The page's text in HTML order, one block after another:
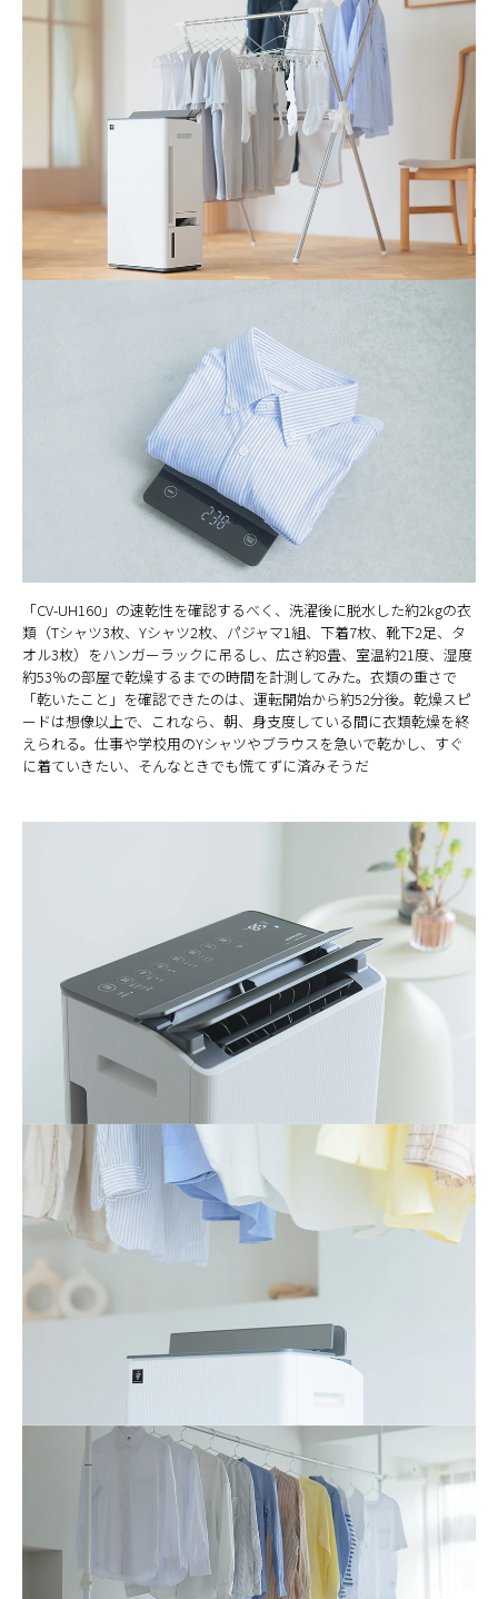
「CV-UH160」の速乾性を確認するべく、洗濯後に脱水した約2kgの衣
類（Tシャツ3枚、Yシャツ2枚、パジャマ1組、下着7枚、靴下2足、タ
オル3枚）をハンガーラックに吊るし、広さ約8畳、室温約21度、湿度
約53％の部屋で乾燥するまでの時間を計測してみた。衣類の重さで
「乾いたこと」を確認できたのは、運転開始から約52分後。乾燥スピ
ードは想像以上で、これなら、朝、身支度している間に衣類乾燥を終
えられる。仕事や学校用のYシャツやブラウスを急いで乾かし、すぐ
に着ていきたい、そんなときでも慌てずに済みそうだ